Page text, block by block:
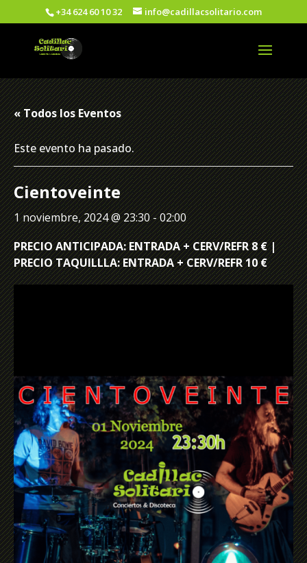
+34 624 60 10 32 info@cadillacsolitario.com
« Todos los Eventos
Este evento ha pasado.
Cientoveinte
1 noviembre, 2024 @ 23:30-02:00
PRECIO ANTICIPADA: ENTRADA + CERV/REFR 8 € |
PRECIO TAQUILLLA: ENTRADA + CERV/REFR 10 €